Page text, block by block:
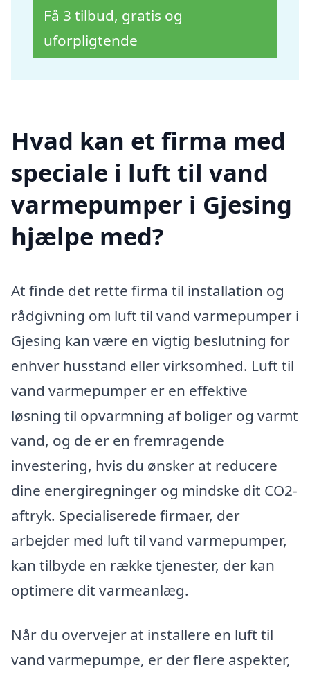
Få 3 tilbud, gratis og
uforpligtende
Hvad kan et firma med
speciale i luft til vand
varmepumper i Gjesing
hjælpe med?
At finde det rette firma til installation og
rådgivning om luft til vand varmepumper i
Gjesing kan være en vigtig beslutning for
enhver husstand eller virksomhed. Luft til
vand varmepumper er en effektive
løsning til opvarmning af boliger og varmt
vand, og de er en fremragende
investering, hvis du ønsker at reducere
dine energiregninger og mindske dit CO2-
aftryk. Specialiserede firmaer, der
arbejder med luft til vand varmepumper,
kan tilbyde en række tjenester, der kan
optimere dit varmeanlæg.
Når du overvejer at installere en luft til
vand varmepumpe, er der flere aspekter,